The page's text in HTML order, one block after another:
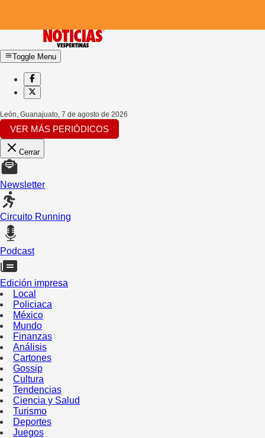
Toggle Menu
León, Guanajuato, 7 de agosto de 2026
VER MÁS PERIÓDICOS
Cerrar
Newsletter
Circuito Running
Podcast
Edición impresa
Local
Policiaca
México
Mundo
Finanzas
Análisis
Cartones
Gossip
Cultura
Tendencias
Ciencia y Salud
Turismo
Deportes
Juegos